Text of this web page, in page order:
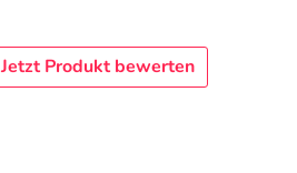
Jetzt Produkt bewerten